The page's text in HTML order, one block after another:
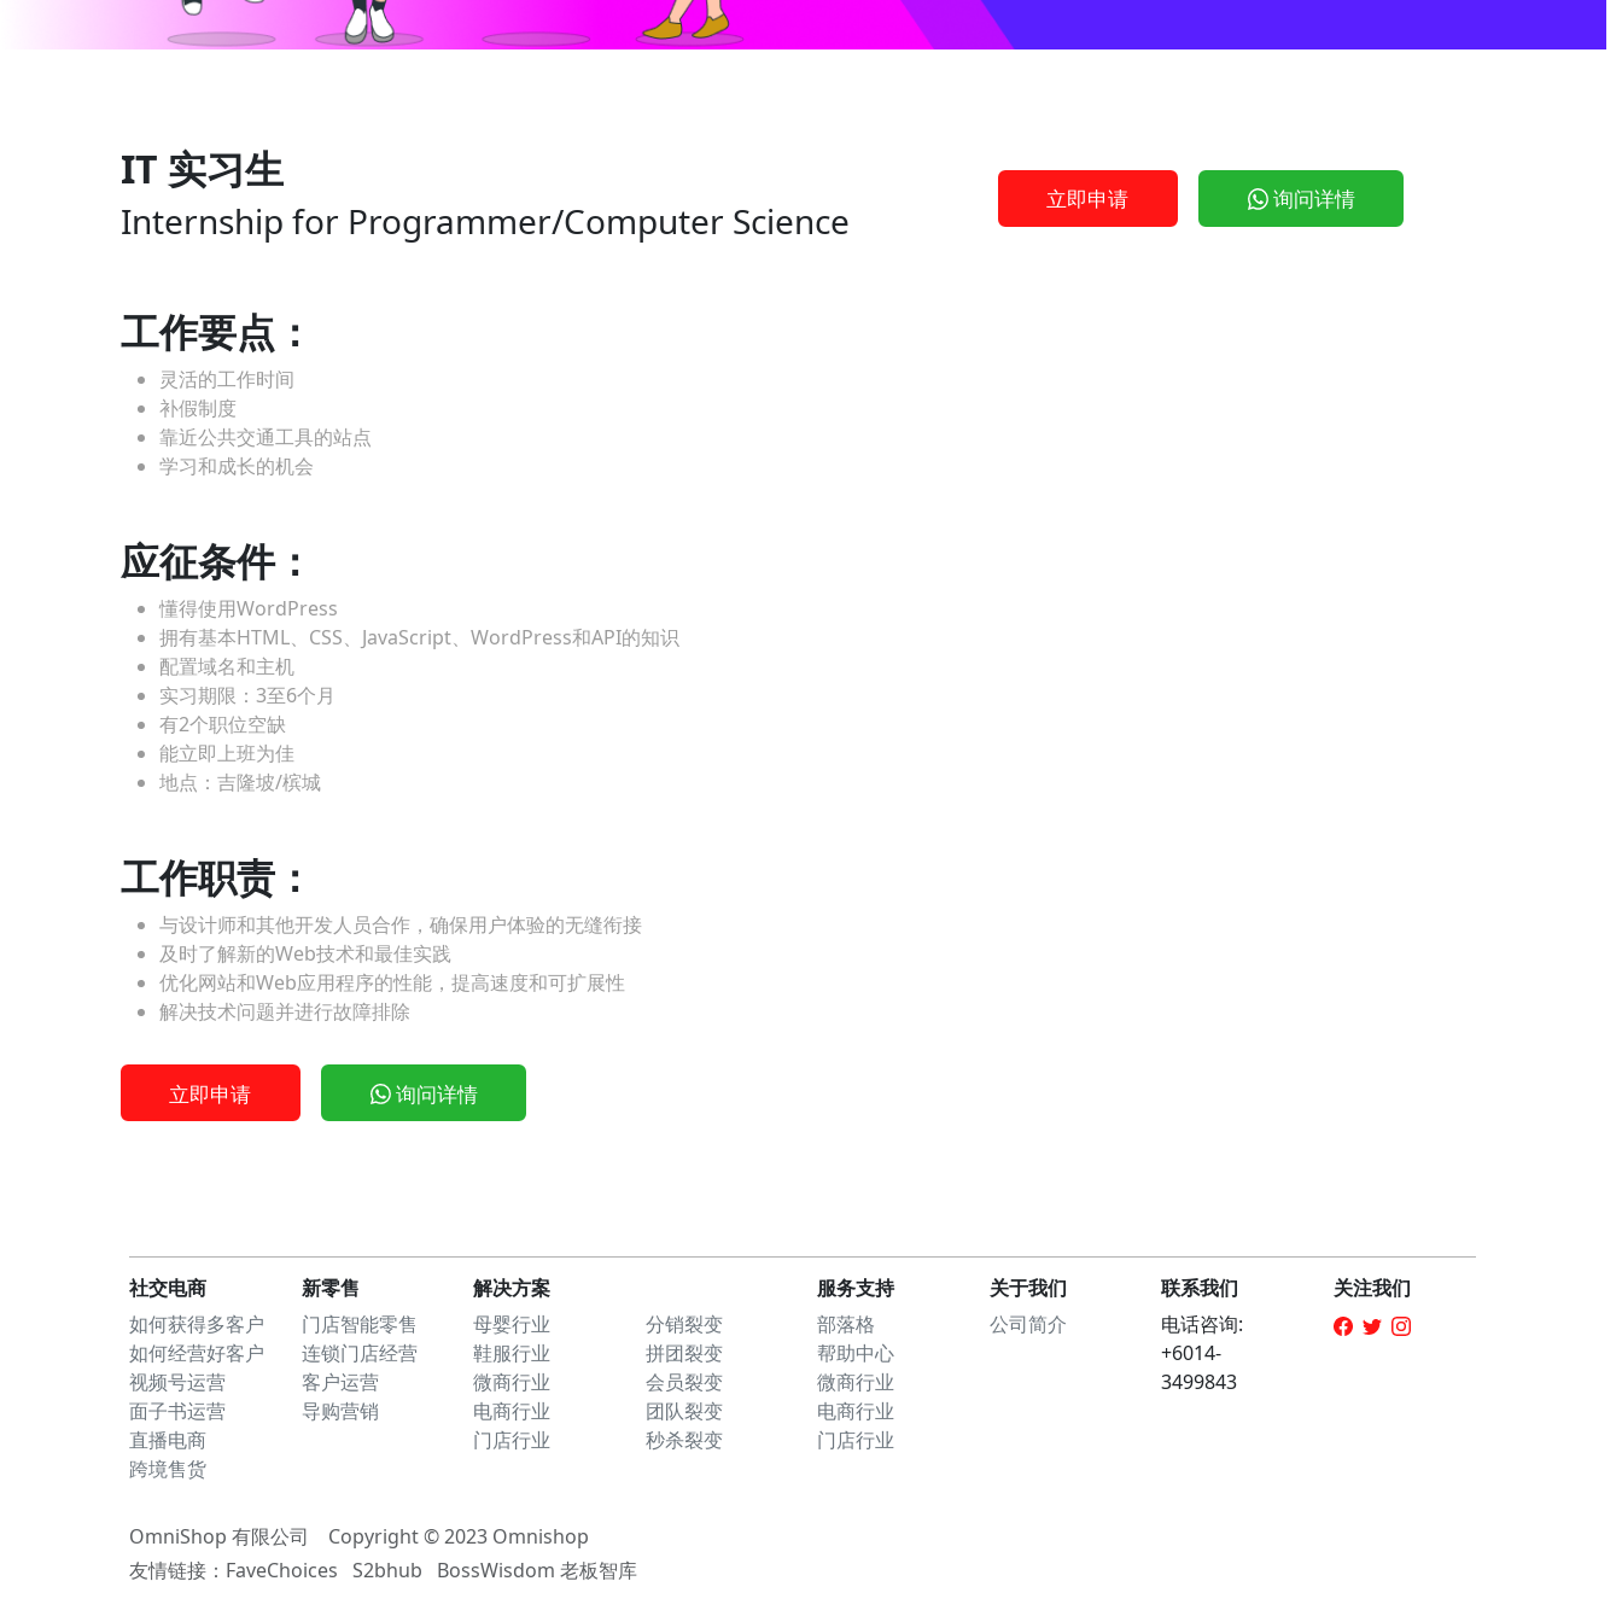
IT 实习生
Internship for Programmer/Computer Science 立即申请 询问详情
工作要点：
灵活的工作时间
补假制度
靠近公共交通工具的站点
学习和成长的机会
应征条件：
懂得使用WordPress
拥有基本HTML、CSS、JavaScript、WordPress和API的知识
配置域名和主机
实习期限：3至6个月
有2个职位空缺
能立即上班为佳
地点：吉隆坡/槟城
工作职责：
与设计师和其他开发人员合作，确保用户体验的无缝衔接
及时了解新的Web技术和最佳实践
优化网站和Web应用程序的性能，提高速度和可扩展性
解决技术问题并进行故障排除
立即申请 询问详情
社交电商
如何获得多客户
如何经营好客户
视频号运营
面子书运营
直播电商
跨境售货
新零售
门店智能零售
连锁门店经营
客户运营
导购营销
解决方案
母婴行业
鞋服行业
微商行业
电商行业
门店行业
分销裂变
拼团裂变
会员裂变
团队裂变
秒杀裂变
服务支持
部落格
帮助中心
微商行业
电商行业
门店行业
关于我们
公司简介
联系我们
电话咨询:
+6014-
3499843
关注我们
OmniShop 有限公司 Copyright © 2023 Omnishop
友情链接：FaveChoices S2bhub BossWisdom 老板智库